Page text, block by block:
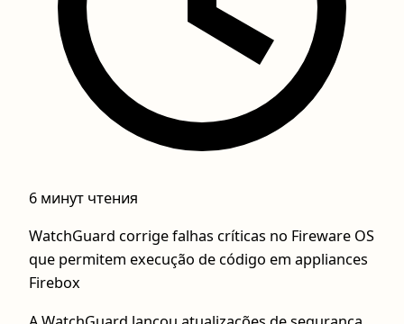
6 минут чтения
WatchGuard corrige falhas críticas no Fireware OS
que permitem execução de código em appliances
Firebox